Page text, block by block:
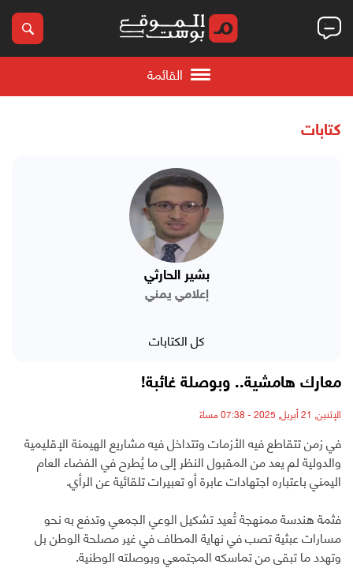
القائمة
كتابات
بشير الحارثي
إعلامي يمني
كل الكتابات
معارك هامشية.. وبوصلة غائبة!
الإثنين, 21 أبريل, 2025 - 07:38 مساءً
‏في زمن تتقاطع فيه الأزمات وتتداخل فيه مشاريع الهيمنة الإقليمية
والدولية لم يعد من المقبول النظر إلى ما يُطرح في الفضاء العام
اليمني باعتباره اجتهادات عابرة أو تعبيرات تلقائية عن الرأي.
فثمة هندسة ممنهجة تُعيد تشكيل الوعي الجمعي وتدفع به نحو
مسارات عبثية تصب في نهاية المطاف في غير مصلحة الوطن بل
وتهدد ما تبقى من تماسكه المجتمعي وبوصلته الوطنية.